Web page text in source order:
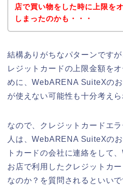
店で買い物をした時に上限を
しまったのかも・・・
結構ありがちなパターンです
レジットカードの上限金額を
めに、WebARENA SuiteXの
が使えない可能性も十分考えら
なので、クレジットカードエ
人は、WebARENA SuiteXの
トカードの会社に連絡をして
お店で利用したクレジットカ
なのか？を質問されるといい